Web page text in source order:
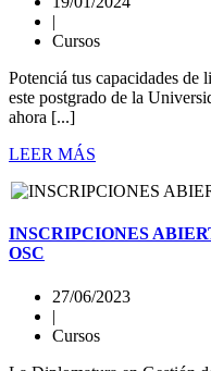
|
Cursos
Potenciá tus capacidades de
este postgrado de la
ahora [...]
LEER MÁS
INSCRIPCIONES
OSC
27/06/2023
|
Cursos